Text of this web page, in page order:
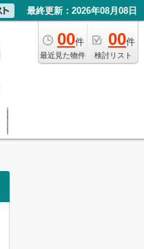
最終更新：2026年08月08日
00件
最近見た物件
00件
検討リスト